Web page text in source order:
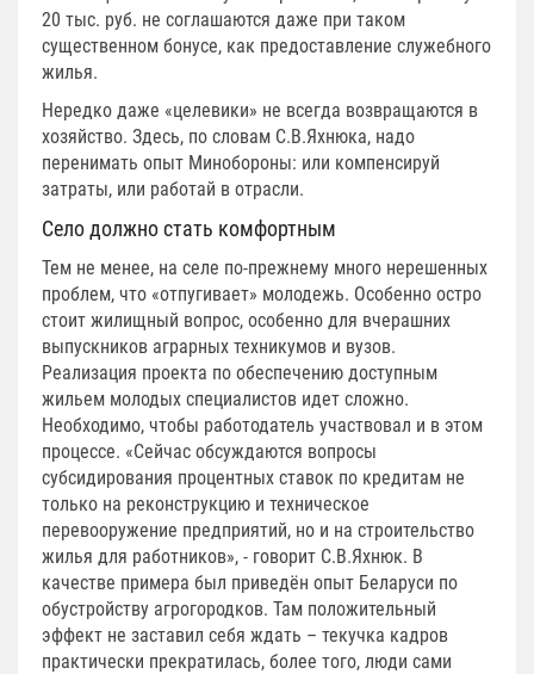
20 тыс. руб. не соглашаются даже при таком
существенном бонусе, как предоставление служебного
жилья.
Нередко даже «целевики» не всегда возвращаются в
хозяйство. Здесь, по словам С.В.Яхнюка, надо
перенимать опыт Минобороны: или компенсируй
затраты, или работай в отрасли.
Село должно стать комфортным
Тем не менее, на селе по-прежнему много нерешенных
проблем, что «отпугивает» молодежь. Особенно остро
стоит жилищный вопрос, особенно для вчерашних
выпускников аграрных техникумов и вузов.
Реализация проекта по обеспечению доступным
жильем молодых специалистов идет сложно.
Необходимо, чтобы работодатель участвовал и в этом
процессе. «Сейчас обсуждаются вопросы
субсидирования процентных ставок по кредитам не
только на реконструкцию и техническое
перевооружение предприятий, но и на строительство
жилья для работников», - говорит С.В.Яхнюк. В
качестве примера был приведён опыт Беларуси по
обустройству агрогородков. Там положительный
эффект не заставил себя ждать – текучка кадров
практически прекратилась, более того, люди сами